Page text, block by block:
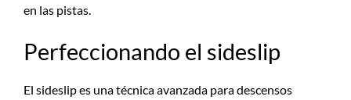
en las pistas.
Perfeccionando el sideslip
El sideslip es una técnica avanzada para descensos